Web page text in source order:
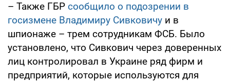
– Также ГБР сообщило о подозрении в
госизмене Владимиру Сивковичу и в
шпионаже – трем сотрудникам ФСБ. Было
установлено, что Сивкович через доверенных
лиц контролировал в Украине ряд фирм и
предприятий, которые используются для